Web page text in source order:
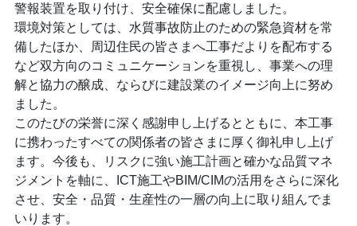
警報装置を取り付け、安全確保に配慮しました。
環境対策としては、水質事故防止のための緊急資材を常
備したほか、周辺住民の皆さまへ工事だよりを配布する
など双方向のコミュニケーションを重視し、事業への理
解と協力の醸成、ならびに建設業のイメージ向上に努め
ました。
このたびの栄誉に深く感謝申し上げるとともに、本工事
に携わったすべての関係者の皆さまに厚く御礼申し上げ
ます。今後も、リスクに強い施工計画と確かな品質マネ
ジメントを軸に、ICT施工やBIM/CIMの活用をさらに深化
させ、安全・品質・生産性の一層の向上に取り組んでま
いります。